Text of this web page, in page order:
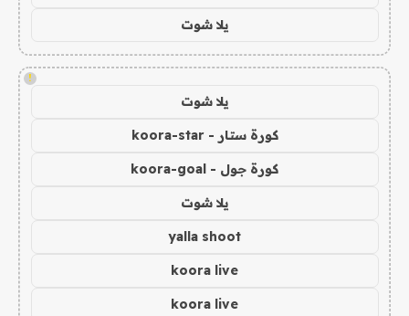
يلا شوت
!
يلا شوت
كورة ستار - koora-star
كورة جول - koora-goal
يلا شوت
yalla shoot
koora live
koora live